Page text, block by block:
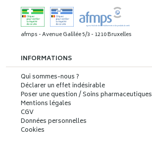
afmps - Avenue Galilée 5/3 - 1210 Bruxelles
INFORMATIONS
Qui sommes-nous ?
Déclarer un effet indésirable
Poser une question / Soins pharmaceutiques
Mentions légales
CGV
Données personnelles
Cookies